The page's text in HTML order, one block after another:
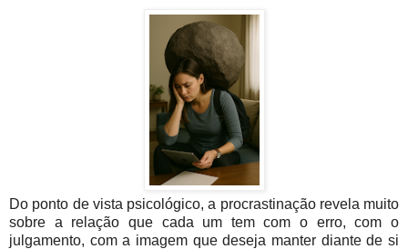
Do ponto de vista psicológico, a procrastinação revela muito
sobre a relação que cada um tem com o erro, com o
julgamento, com a imagem que deseja manter diante de si